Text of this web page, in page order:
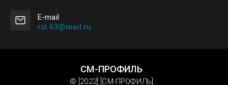
Е-mail
rsl.63@mail.ru
СМ-ПРОФИЛЬ
© [2022] [СМ-ПРОФИЛЬ]